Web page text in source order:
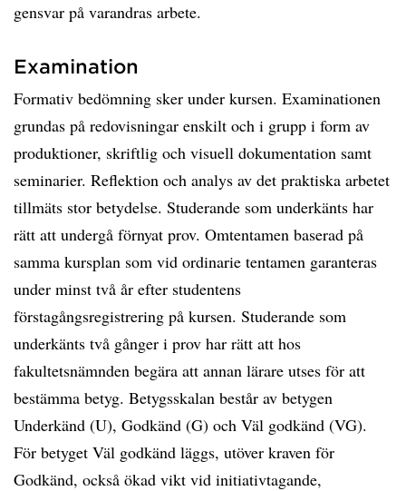
gensvar på varandras arbete.
Examination
Formativ bedömning sker under kursen. Examinationen
grundas på redovisningar enskilt och i grupp i form av
produktioner, skriftlig och visuell dokumentation samt
seminarier. Reflektion och analys av det praktiska arbetet
tillmäts stor betydelse. Studerande som underkänts har
rätt att undergå förnyat prov. Omtentamen baserad på
samma kursplan som vid ordinarie tentamen garanteras
under minst två år efter studentens
förstagångsregistrering på kursen. Studerande som
underkänts två gånger i prov har rätt att hos
fakultetsnämnden begära att annan lärare utses för att
bestämma betyg. Betygsskalan består av betygen
Underkänd (U), Godkänd (G) och Väl godkänd (VG).
För betyget Väl godkänd läggs, utöver kraven för
Godkänd, också ökad vikt vid initiativtagande,